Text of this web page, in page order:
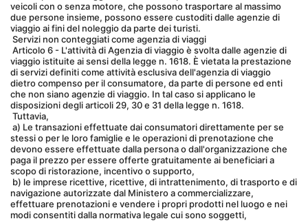
veicoli con o senza motore, che possono trasportare al massimo
due persone insieme, possono essere custoditi dalle agenzie di
viaggio ai fini del noleggio da parte dei turisti.
Servizi non conteggiati come agenzia di viaggi
viaggio istituite ai sensi della legge n. 1618. È vietata la prestazione
di servizi definiti come attività esclusiva dell'agenzia di viaggio
dietro compenso per il consumatore, da parte di persone ed enti
che non siano agenzie di viaggio. In tal caso si applicano le
disposizioni degli articoli 29, 30 e 31 della legge n. 1618.
Tuttavia,
stessi o per le loro famiglie e le operazioni di prenotazione che
devono essere effettuate dalla persona o dall'organizzazione che
paga il prezzo per essere offerte gratuitamente ai beneficiari a
scopo di ristorazione, incentivo o supporto,
navigazione autorizzate dal Ministero a commercializzare,
effettuare prenotazioni e vendere i propri prodotti nel luogo e nei
modi consentiti dalla normativa legale cui sono soggetti,